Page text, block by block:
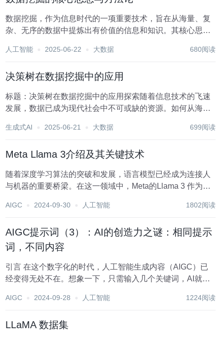
数据挖掘，作为信息时代的一项重要技术，旨在从海量、复
杂、无序的数据中提炼出有价值的信息和知识。其核心思想
展，也深刻影响了商业决策、科学研究、医疗健康等多个领
人工智能 2025-06-22 大数据 680阅读
决策树在数据挖掘中的应用
标题：决策树在数据挖掘中的应用探索随着信息技术的飞速
发展，数据已成为现代社会中不可或缺的资源。如何从海量
决策树作为一种直观且高效的分类与预测工具，在数据挖掘
生成式AI 2025-06-21 大数据 699阅读
Meta Llama 3介绍及其关键技术
随着深度学习算法的突破和发展，语言模型已经成为连接人
与机器的重要桥梁。在这一领域中，Meta的Llama 3 作为最
用前景，正逐渐成为行业内的佼佼者。 Llama 3 的研发团队
AIGC 2024-09-30 人工智能 1802阅读
AIGC提示词（3）：AI的创造力之谜：相同提示
词，不同内容
引言 在这个数字化的时代，人工智能生成内容（AIGC）已
经变得无处不在。想象一下，只需输入几个关键词，AI就能
里有个有趣的问题：如果我们给AI相同的提示词，它们生成
AIGC 2024-09-28 人工智能 1224阅读
LLaMA 数据集